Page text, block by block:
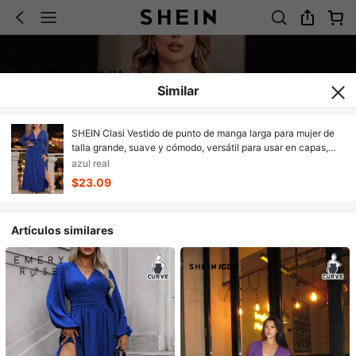
Similar
SHEIN Clasi Vestido de punto de manga larga para mujer de
talla grande, suave y cómodo, versátil para usar en capas,
elegante, para otoño/invierno
azul real
$23.09
Artículos similares